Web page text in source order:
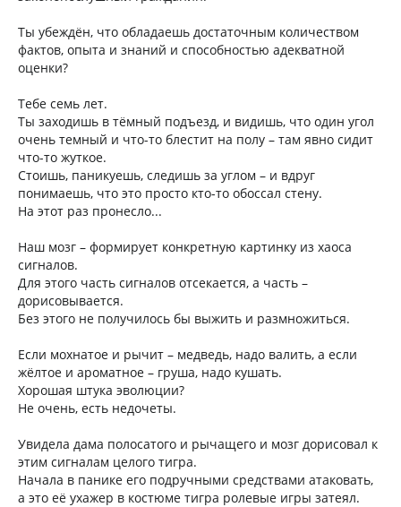
Ты убеждён, что обладаешь достаточным количеством
фактов, опыта и знаний и способностью адекватной
оценки?
Тебе семь лет.
Ты заходишь в тёмный подъезд, и видишь, что один угол
очень темный и что-то блестит на полу – там явно сидит
что-то жуткое.
Стоишь, паникуешь, следишь за углом – и вдруг
понимаешь, что это просто кто-то обоссал стену.
На этот раз пронесло...
Наш мозг – формирует конкретную картинку из хаоса
сигналов.
Для этого часть сигналов отсекается, а часть –
дорисовывается.
Без этого не получилось бы выжить и размножиться.
Если мохнатое и рычит – медведь, надо валить, а если
жёлтое и ароматное – груша, надо кушать.
Хорошая штука эволюции?
Не очень, есть недочеты.
Увидела дама полосатого и рычащего и мозг дорисовал к
этим сигналам целого тигра.
Начала в панике его подручными средствами атаковать,
а это её ухажер в костюме тигра ролевые игры затеял.